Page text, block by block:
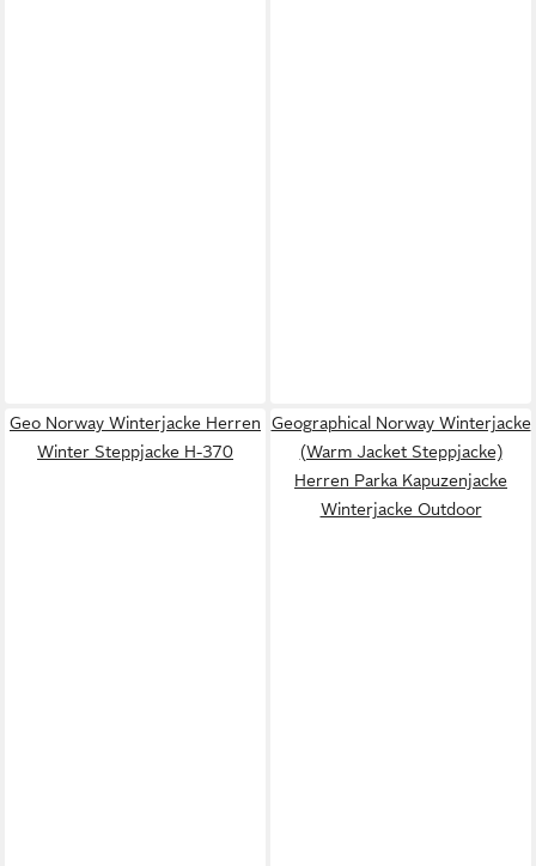
Geo Norway Winterjacke Herren
Winter Steppjacke H-370
Geographical Norway Winterjacke
(Warm Jacket Steppjacke)
Herren Parka Kapuzenjacke
Winterjacke Outdoor